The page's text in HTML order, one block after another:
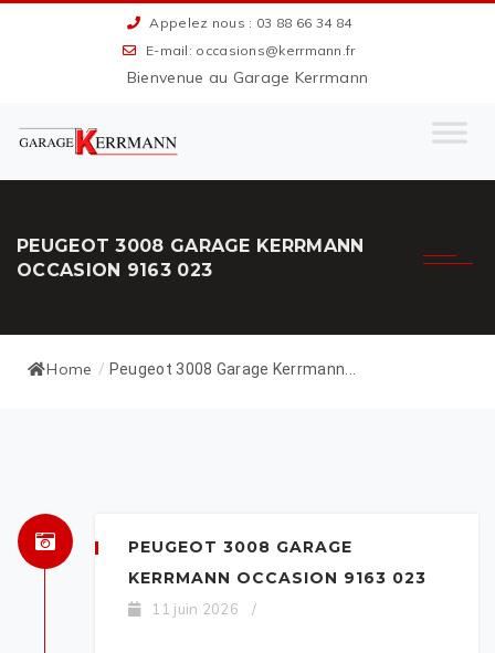
Appelez nous : 03 88 66 34 84
E-mail: occasions@kerrmann.fr
Bienvenue au Garage Kerrmann
PEUGEOT 3008 GARAGE KERRMANN
OCCASION 9163 023
Home / Peugeot 3008 Garage Kerrmann...
PEUGEOT 3008 GARAGE
KERRMANN OCCASION 9163 023
11 juin 2026 /